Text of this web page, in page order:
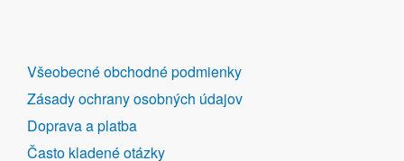
DALŠÍ
ODKAZY
Všeobecné obchodné podmienky
Zásady ochrany osobných údajov
Doprava a platba
Často kladené otázky